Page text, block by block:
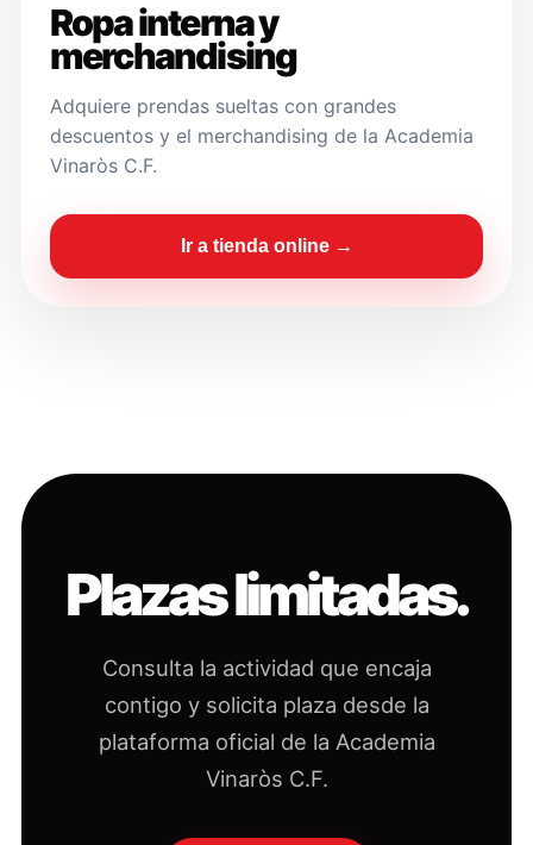
Ropa interna y
merchandising
Adquiere prendas sueltas con grandes
descuentos y el merchandising de la Academia
Vinaròs C.F.
Ir a tienda online →
Plazas limitadas.
Consulta la actividad que encaja
contigo y solicita plaza desde la
plataforma oficial de la Academia
Vinaròs C.F.